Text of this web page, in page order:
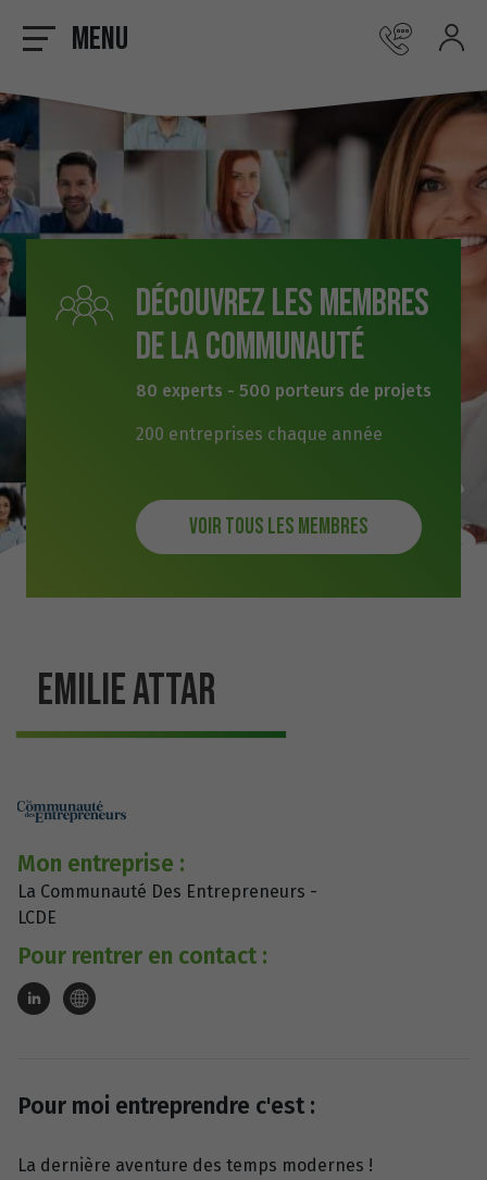
Menu
Découvrez les membres
de la communauté
80 experts - 500 porteurs de projets
200 entreprises chaque année
Voir tous les membres
EMILIE ATTAR
Mon entreprise :
La Communauté Des Entrepreneurs -
LCDE
Pour rentrer en contact :
Pour moi entreprendre c'est :
La dernière aventure des temps modernes !